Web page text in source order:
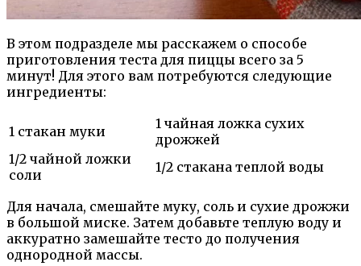
В этом подразделе мы расскажем о способе
приготовления теста для пиццы всего за 5
минут! Для этого вам потребуются следующие
ингредиенты:
1 стакан муки
1 чайная ложка сухих
дрожжей
1/2 чайной ложки
соли
1/2 стакана теплой воды
Для начала, смешайте муку, соль и сухие дрожжи
в большой миске. Затем добавьте теплую воду и
аккуратно замешайте тесто до получения
однородной массы.